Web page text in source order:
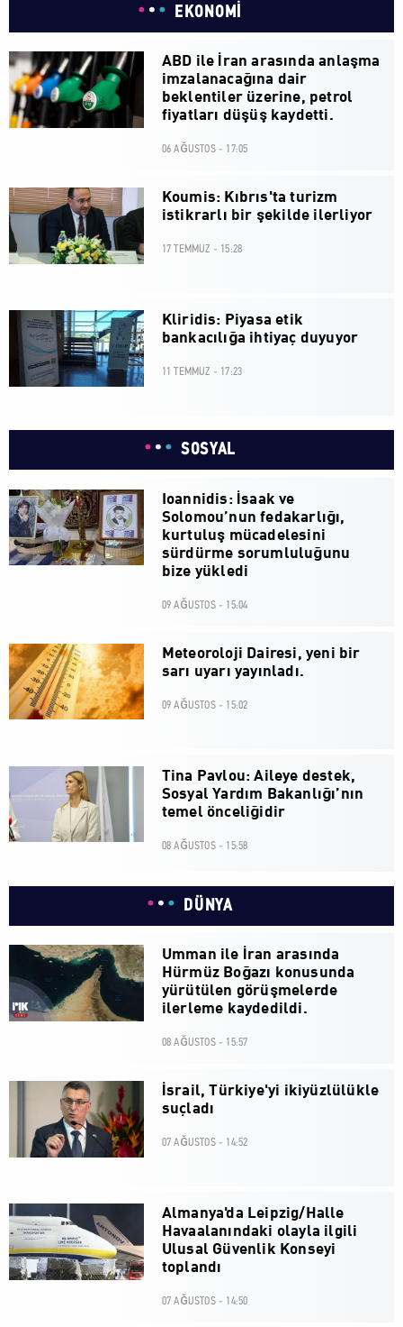
EKONOMİ
ABD ile İran arasında anlaşma
imzalanacağına dair
beklentiler üzerine, petrol
fiyatları düşüş kaydetti.
06 AĞUSTOS - 17:05
Koumis: Kıbrıs'ta turizm
istikrarlı bir şekilde ilerliyor
17 TEMMUZ - 15:28
Kliridis: Piyasa etik
bankacılığa ihtiyaç duyuyor
11 TEMMUZ - 17:23
SOSYAL
Ioannidis: İsaak ve
Solomou’nun fedakarlığı,
kurtuluş mücadelesini
sürdürme sorumluluğunu
bize yükledi
09 AĞUSTOS - 15:04
Meteoroloji Dairesi, yeni bir
sarı uyarı yayınladı.
09 AĞUSTOS - 15:02
Tina Pavlou: Aileye destek,
Sosyal Yardım Bakanlığı’nın
temel önceliğidir
08 AĞUSTOS - 15:58
DÜNYA
Umman ile İran arasında
Hürmüz Boğazı konusunda
yürütülen görüşmelerde
ilerleme kaydedildi.
08 AĞUSTOS - 15:57
İsrail, Türkiye'yi ikiyüzlülükle
suçladı
07 AĞUSTOS - 14:52
Almanya'da Leipzig/Halle
Havaalanındaki olayla ilgili
Ulusal Güvenlik Konseyi
toplandı
07 AĞUSTOS - 14:50